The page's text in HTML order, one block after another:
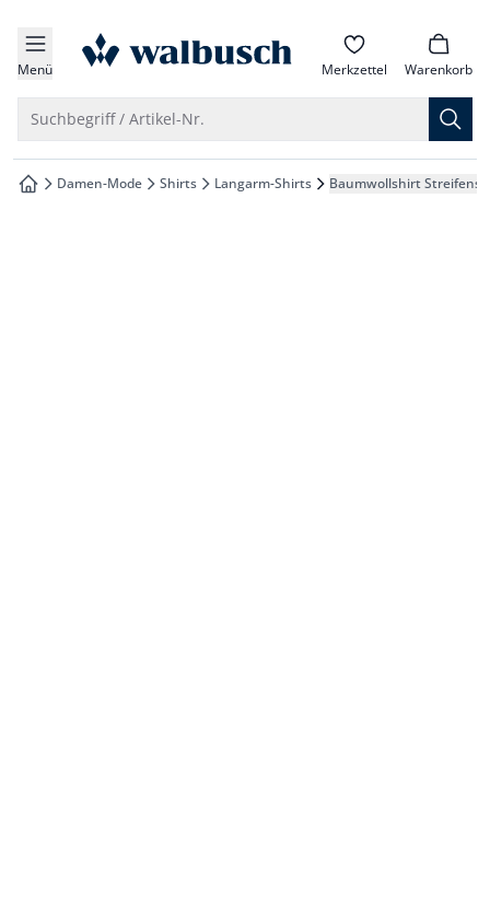
springen
springen
springen
springen
Menü zur Startseite Merkzettel Warenkorb
Suchbegriff / Artikel-Nr.
zur Startseite
Damen-Mode Shirts Langarm-Shirts Baumwollshirt